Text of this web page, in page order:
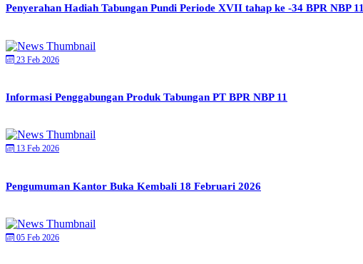
Penyerahan Hadiah Tabungan Pundi Periode XVII tahap ke -34 BPR NBP 11
23 Feb 2026
Informasi Penggabungan Produk Tabungan PT BPR NBP 11
13 Feb 2026
Pengumuman Kantor Buka Kembali 18 Februari 2026
05 Feb 2026